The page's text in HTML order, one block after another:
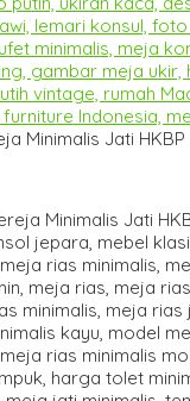
Minimalis Jati HKBP